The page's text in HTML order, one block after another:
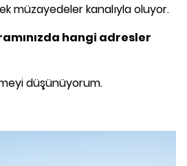
müzayedeler kanalıyla oluyor.
hangi adresler
düşünüyorum.